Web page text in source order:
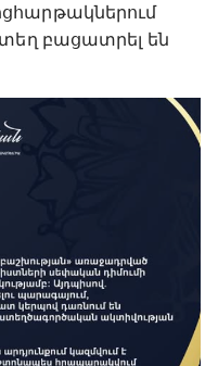
բացատրել են